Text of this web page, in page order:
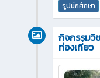
รูปนักศึกษา
กิจกรรมวิ
ท่องเที่ยว